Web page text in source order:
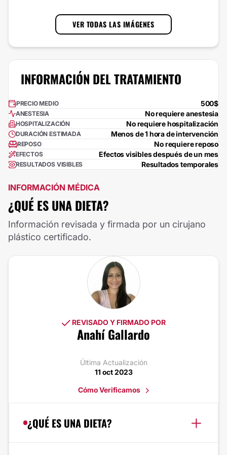
VER TODAS LAS IMÁGENES
INFORMACIÓN DEL TRATAMIENTO
PRECIO MEDIO 500$
ANESTESIA No requiere anestesia
HOSPITALIZACIÓN No requiere hospitalización
DURACIÓN ESTIMADA Menos de 1 hora de intervención
REPOSO No requiere reposo
EFECTOS Efectos visibles después de un mes
RESULTADOS VISIBLES Resultados temporales
INFORMACIÓN MÉDICA
¿QUÉ ES UNA DIETA?
Información revisada y firmada por un cirujano
plástico certificado.
REVISADO Y FIRMADO POR
Anahí Gallardo
Última Actualización
11 oct 2023
Cómo Verificamos
¿QUÉ ES UNA DIETA?